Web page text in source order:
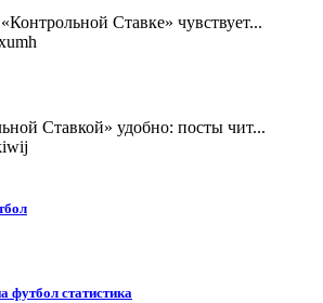
Ставке» чувствует...
Ставкой» удобно: посты чит...
футбол статистика